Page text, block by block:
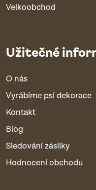
Velkoobchod
Užitečné
O nás
Vyrábíme psí dekorace
Kontakt
Blog
Sledování zásilky
Hodnocení obchodu